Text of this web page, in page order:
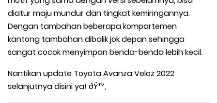
diatur maju mundur dan tingkat kemiringannya.
Dengan tambahan beberapa kompartemen
kantong tambahan dibalik jok depan sehingga
sangat cocok menyimpan benda-benda lebih kecil.
Nantikan update Toyota Avanza Veloz 2022
selanjutnya disini ya! ðŸ™‚